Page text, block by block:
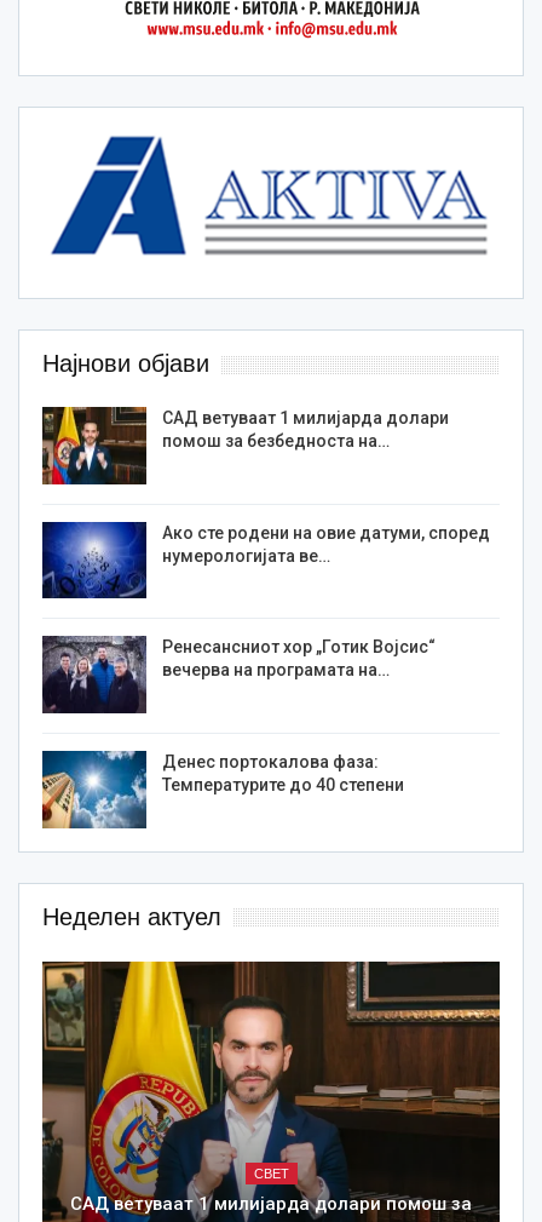
Најнови објави
САД ветуваат 1 милијарда долари
помош за безбедноста на…
Ако сте родени на овие датуми, според
нумерологијата ве…
Ренесансниот хор „Готик Војсис“
вечерва на програмата на…
Денес портокалова фаза:
Температурите до 40 степени
Неделен актуел
СВЕТ
САД ветуваат 1 милијарда долари помош за